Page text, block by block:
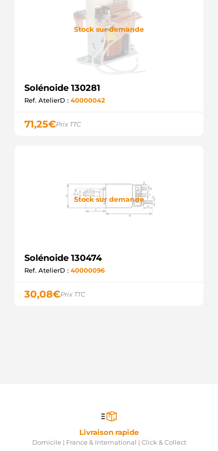
Stock sur demande
Solénoide 130281
Ref. AtelierD : 40000042
71,25€Prix TTC
Stock sur demande
Solénoide 130474
Ref. AtelierD : 40000096
30,08€Prix TTC
Livraison rapide
Domicile | France & International | Click & Collect